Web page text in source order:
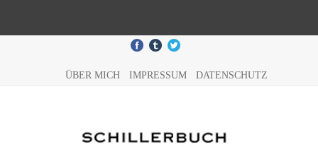
ÜBER MICH IMPRESSUM DATENSCHUTZ